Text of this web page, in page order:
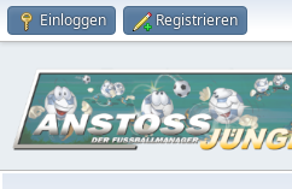
Einloggen Registrieren